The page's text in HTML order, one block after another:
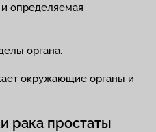
определяемая
органа.
окружающие органы и
рака простаты